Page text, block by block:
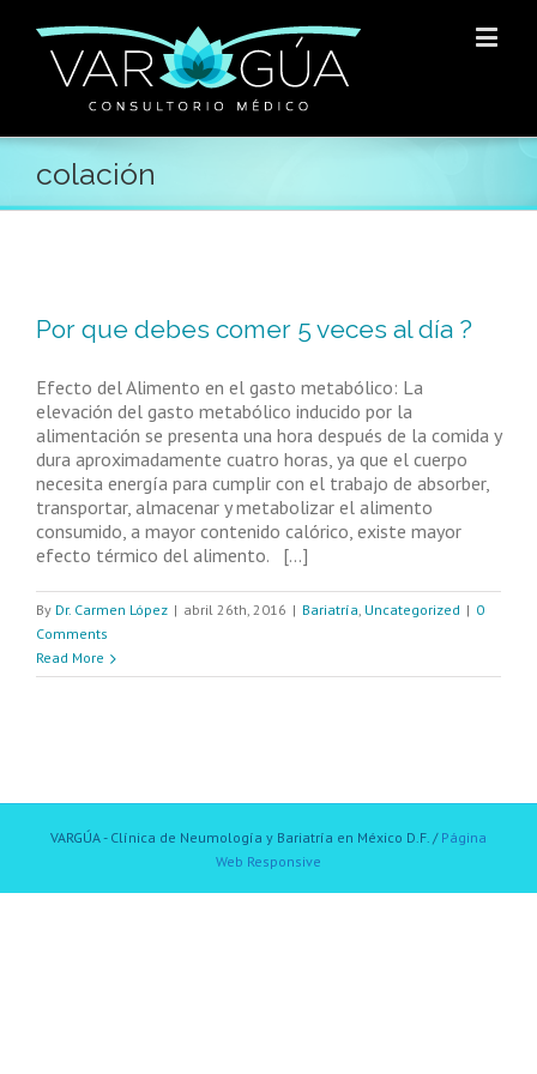
colación
Por que debes comer 5 veces al día ?
Efecto del Alimento en el gasto metabólico: La
elevación del gasto metabólico inducido por la
alimentación se presenta una hora después de la comida y
dura aproximadamente cuatro horas, ya que el cuerpo
necesita energía para cumplir con el trabajo de absorber,
transportar, almacenar y metabolizar el alimento
consumido, a mayor contenido calórico, existe mayor
efecto térmico del alimento. [...]
By Dr. Carmen López | abril 26th, 2016 | Bariatría, Uncategorized | 0
Comments
Read More
VARGÚA - Clínica de Neumología y Bariatría en México D.F. / Página
Web Responsive